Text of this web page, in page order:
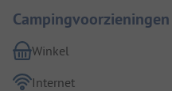
Campingvoorzieningen
Winkel
Internet